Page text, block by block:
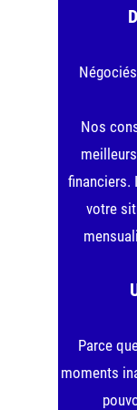
Nos
financiers.
votre
Parce
moments